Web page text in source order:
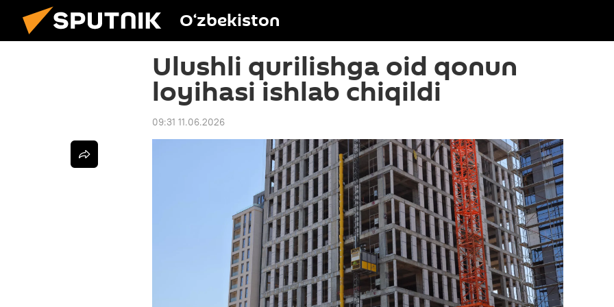
O‘zbekiston
Ulushli qurilishga oid qonun
loyihasi ishlab chiqildi
09:31 11.06.2026